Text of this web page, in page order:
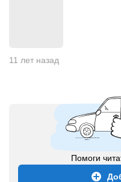
11 лет назад
Помоги